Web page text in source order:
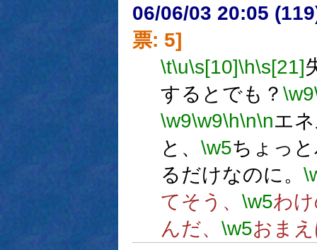
06/06/03 20:05
票: 5]
\t\u\s[10]\h\s[21]
するとでも？ \w9
\w9\w9\h\n\nエ
と、 \w5ちょっ
るだけなのに。
てそう、 \w5わ
んだ、 \w5おま